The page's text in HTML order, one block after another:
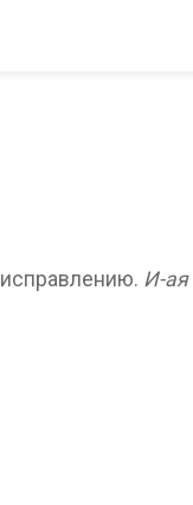
И-ая